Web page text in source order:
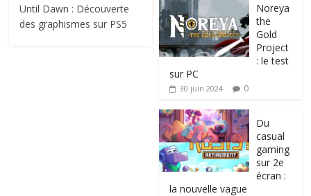
Until Dawn : Découverte
des graphismes sur PS5
Noreya
the
Gold
Project
: le test
sur PC
30 juin 2024 0
Du
casual
gaming
sur 2e
écran :
la nouvelle vague